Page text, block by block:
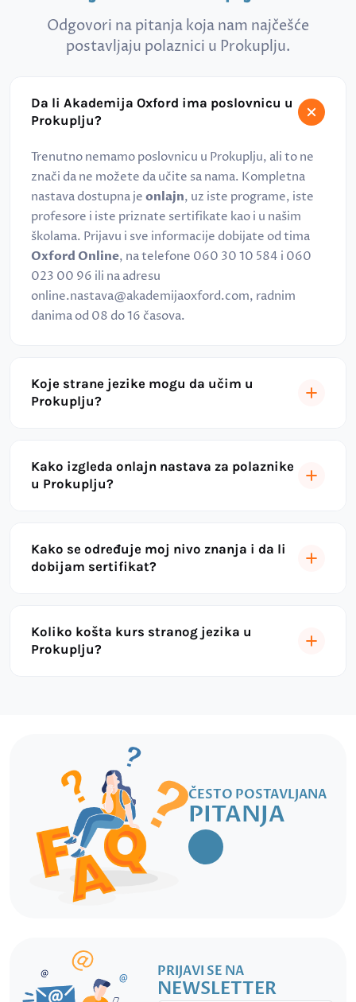
Odgovori na pitanja koja nam najčešće
postavljaju polaznici u Prokuplju.
Da li Akademija Oxford ima poslovnicu u
Prokuplju?
Trenutno nemamo poslovnicu u Prokuplju, ali to ne
znači da ne možete da učite sa nama. Kompletna
nastava dostupna jeonlajn, uz iste programe, iste
profesore i iste priznate sertifikate kao i u našim
školama. Prijavu i sve informacije dobijate od tima
Oxford Online, na telefone 060 30 10 584 i 060
023 00 96 ili na adresu
online.nastava@akademijaoxford.com, radnim
danima od 08 do 16 časova.
Koje strane jezike mogu da učim u
Prokuplju?
Kako izgleda onlajn nastava za polaznike
u Prokuplju?
Kako se određuje moj nivo znanja i da li
dobijam sertifikat?
Koliko košta kurs stranog jezika u
Prokuplju?
ČESTO POSTAVLJANA
PITANJA
PRIJAVI SE NA
NEWSLETTER